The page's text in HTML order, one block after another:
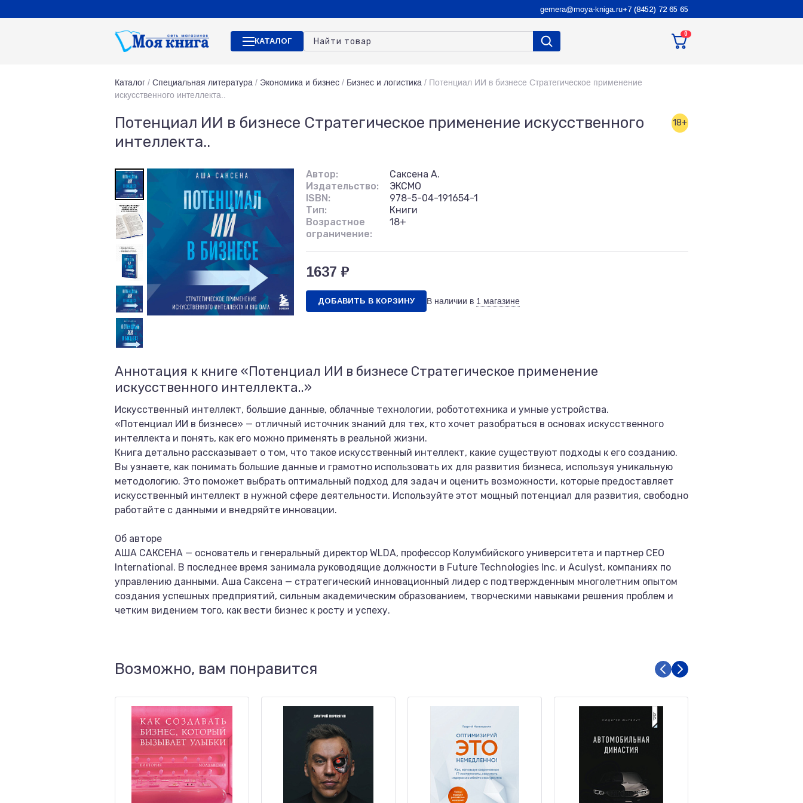
gemera@moya-kniga.ru+7 (8452) 72 65 65
КАТАЛОГ
0
Каталог / Специальная литература / Экономика и бизнес / Бизнес и логистика / Потенциал ИИ в бизнесе Стратегическое применение
искусственного интеллекта..
Потенциал ИИ в бизнесе Стратегическое применение искусственного
интеллекта..
18+
Автор:
Саксена А.
Издательство:
ЭКСМО
ISBN:
978-5-04-191654-1
Тип:
Книги
Возрастное
ограничение:
18+
1637 ₽
ДОБАВИТЬ В КОРЗИНУ В наличии в 1 магазине
Аннотация к книге «Потенциал ИИ в бизнесе Стратегическое применение
искусственного интеллекта..»
Искусственный интеллект, большие данные, облачные технологии, робототехника и умные устройства.
«Потенциал ИИ в бизнесе» — отличный источник знаний для тех, кто хочет разобраться в основах искусственного
интеллекта и понять, как его можно применять в реальной жизни.
Книга детально рассказывает о том, что такое искусственный интеллект, какие существуют подходы к его созданию.
Вы узнаете, как понимать большие данные и грамотно использовать их для развития бизнеса, используя уникальную
методологию. Это поможет выбрать оптимальный подход для задач и оценить возможности, которые предоставляет
искусственный интеллект в нужной сфере деятельности. Используйте этот мощный потенциал для развития, свободно
работайте с данными и внедряйте инновации.
Об авторе
АША САКСЕНА — основатель и генеральный директор WLDA, профессор Колумбийского университета и партнер CEO
International. В последнее время занимала руководящие должности в Future Technologies Inc. и Aculyst, компаниях по
управлению данными. Аша Саксена — стратегический инновационный лидер с подтвержденным многолетним опытом
создания успешных предприятий, сильным академическим образованием, творческими навыками решения проблем и
четким видением того, как вести бизнес к росту и успеху.
Возможно, вам понравится